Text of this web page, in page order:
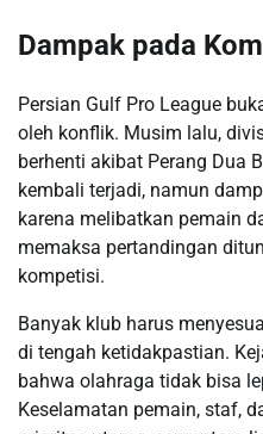
Dampak pada
Persian Gulf Pro League
oleh konflik. Musim lalu,
berhenti akibat Perang Dua
kembali terjadi, namun
karena melibatkan pemain
memaksa pertandingan
kompetisi.
Banyak klub harus
di tengah ketidakpastian.
bahwa olahraga tidak bisa
Keselamatan pemain, staf,